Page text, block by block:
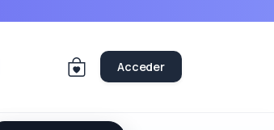
Acceder